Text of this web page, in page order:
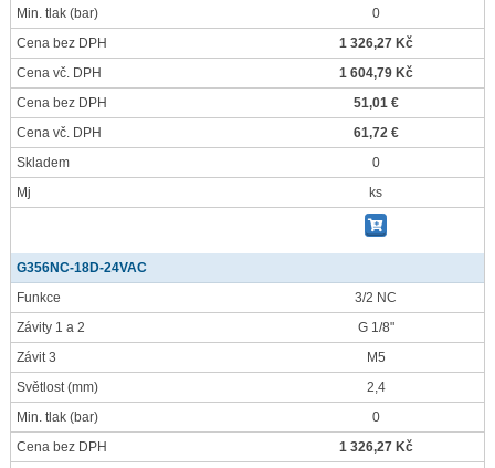
Min. tlak (bar)
0
Cena bez DPH
1 326,27 Kč
Cena vč. DPH
1 604,79 Kč
Cena bez DPH
51,01 €
Cena vč. DPH
61,72 €
Skladem
0
Mj
ks
G356NC-18D-24VAC
Funkce
3/2 NC
Závity 1 a 2
G 1/8"
Závit 3
M5
Světlost(mm)
2,4
Min. tlak (bar)
0
Cena bez DPH
1 326,27 Kč